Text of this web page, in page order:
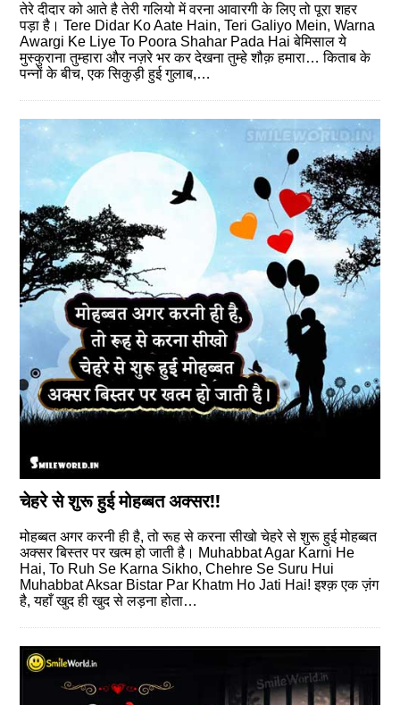
तेरे दीदार को आते है तेरी गलियो में वरना आवारगी के लिए तो पूरा शहर
पड़ा है। Tere Didar Ko Aate Hain, Teri Galiyo Mein, Warna
Awargi Ke Liye To Poora Shahar Pada Hai बेमिसाल ये
मुस्कुराना तुम्हारा और नज़रे भर कर देखना तुम्हे शौक़ हमारा… किताब के
पन्नों के बीच, एक सिकुड़ी हुई गुलाब,…
चेहरे से शुरू हुई मोहब्‍बत अक्‍सर!!
मोहब्‍बत अगर करनी ही है, तो रूह से करना सीखो चेहरे से शुरू हुई मोहब्‍बत
अक्‍सर बिस्‍तर पर खत्‍म हो जाती है। Muhabbat Agar Karni He
Hai, To Ruh Se Karna Sikho, Chehre Se Suru Hui
Muhabbat Aksar Bistar Par Khatm Ho Jati Hai! इश्क़ एक ज़ंग
है, यहाँ खुद ही खुद से लड़ना होता…